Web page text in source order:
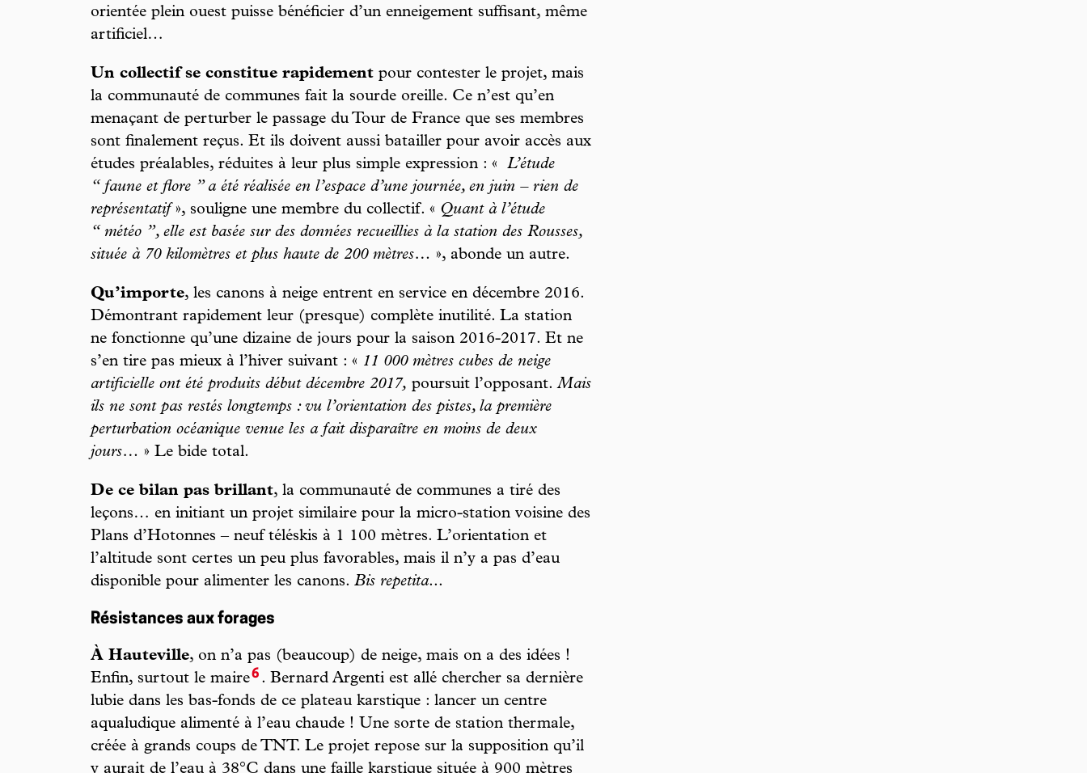
orientée plein ouest puisse bénéficier d’un enneigement suffisant, même
artificiel…
Un collectif se constitue rapidement pour contester le projet, mais
la communauté de communes fait la sourde oreille. Ce n’est qu’en
menaçant de perturber le passage du Tour de France que ses membres
sont finalement reçus. Et ils doivent aussi batailler pour avoir accès aux
études préalables, réduites à leur plus simple expression : «
L’étude
“ faune et flore ” a été réalisée en l’espace d’une journée, en juin – rien de
représentatif», souligne une membre du collectif. « Quant à l’étude
“ météo ”, elle est basée sur des données recueillies à la station des Rousses,
située à 70 kilomètres et plus haute de 200 mètres… », abonde un autre.
Qu’importe, les canons à neige entrent en service en décembre 2016.
Démontrant rapidement leur (presque) complète inutilité. La station
ne fonctionne qu’une dizaine de jours pour la saison 2016-2017. Et ne
s’en tire pas mieux à l’hiver suivant : « 11 000 mètres cubes de neige
artificielle ont été produits début décembre 2017, poursuit l’opposant.Mais
ils ne sont pas restés longtemps : vu l’orientation des pistes, la première
perturbation océanique venue les a fait disparaître en moins de deux
jours… » Le bide total.
De ce bilan pas brillant, la communauté de communes a tiré des
leçons… en initiant un projet similaire pour la micro-station voisine des
Plans d’Hotonnes – neuf téléskis à 1 100 mètres. L’orientation et
l’altitude sont certes un peu plus favorables, mais il n’y a pas d’eau
disponible pour alimenter les canons. Bis repetita...
Résistances aux forages
À Hauteville, on n’a pas (beaucoup) de neige, mais on a des idées !
Enfin, surtout le maire6 . Bernard Argenti est allé chercher sa dernière
lubie dans les bas-fonds de ce plateau karstique : lancer un centre
aqualudique alimenté à l’eau chaude ! Une sorte de station thermale,
créée à grands coups de TNT. Le projet repose sur la supposition qu’il